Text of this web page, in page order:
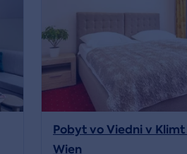
Pobyt vo Viedni v
Wien